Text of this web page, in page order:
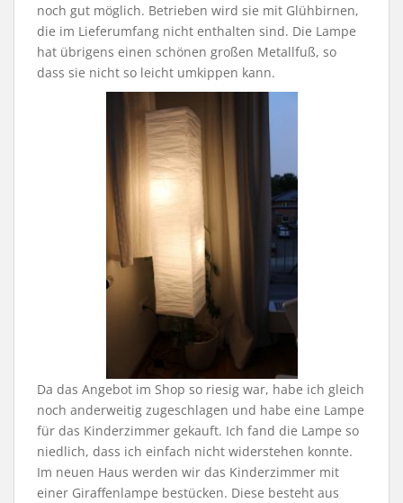
noch gut möglich. Betrieben wird sie mit Glühbirnen,
die im Lieferumfang nicht enthalten sind. Die Lampe
hat übrigens einen schönen großen Metallfuß, so
dass sie nicht so leicht umkippen kann.
Da das Angebot im Shop so riesig war, habe ich gleich
noch anderweitig zugeschlagen und habe eine Lampe
für das Kinderzimmer gekauft. Ich fand die Lampe so
niedlich, dass ich einfach nicht widerstehen konnte.
Im neuen Haus werden wir das Kinderzimmer mit
einer Giraffenlampe bestücken. Diese besteht aus